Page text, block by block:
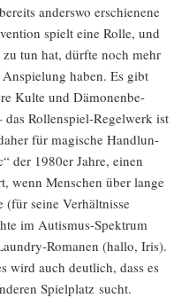
anders­wo erschie­ne­ne
spielt eine Rol­le, und
tun hat, dürf­te noch mehr
haben. Es gibt
Kul­te und Dämo­nen­be­
Rol­len­spiel-Regel­werk ist
für magi­sche Hand­lun­
der 1980er Jah­re, einen
wenn Men­schen über lan­ge
sei­ne Ver­hält­nis­se
im Autis­mus-Spek­trum
Roma­nen (hal­lo, Iris).
wird auch deut­lich, dass es
Spiel­platz sucht.